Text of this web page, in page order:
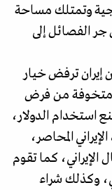
وتمتلك مساحة
جر الفصائل إلى
ترفض خيار
متخوفة من فرض
استخدام الدولار،
المحاصر،
كما تقوم
وكذلك شراء